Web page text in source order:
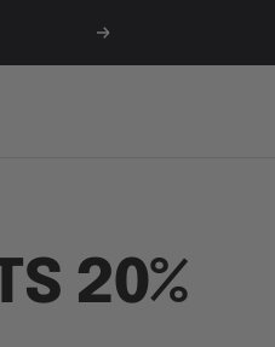
Suivant
20%